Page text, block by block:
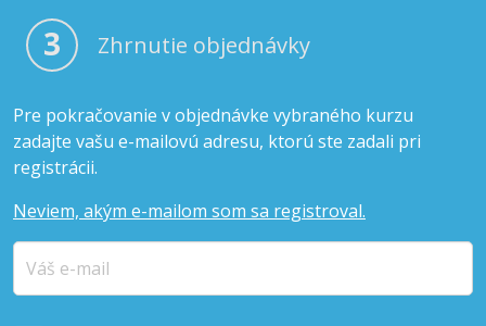
3 Zhrnutie objednávky
Pre pokračovanie v objednávke vybraného kurzu
zadajte vašu e-mailovú adresu, ktorú ste zadali pri
registrácii.
Neviem, akým e-mailom som sa registroval.